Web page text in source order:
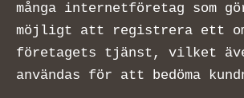
många internetföretag som
möjligt att registrera ett
företagets tjänst, vilket
användas för att bedöma